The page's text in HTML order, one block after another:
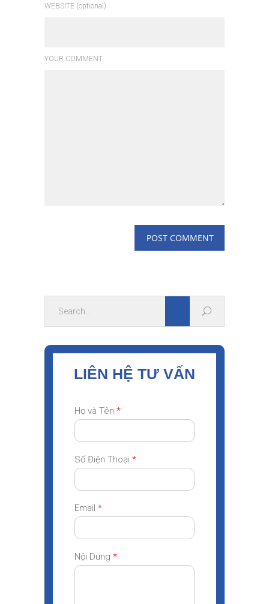
WEBSITE (optional)
YOUR COMMENT
LIÊN HỆ TƯ VẤN
Họ và Tên *
Số Điện Thoại *
Email *
Nội Dung *